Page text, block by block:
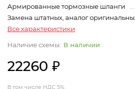
Армированные тормозные шланги
Замена штатных, аналог
Все характеристики
В наличии
22260 ₽
В том числе НДС 5%